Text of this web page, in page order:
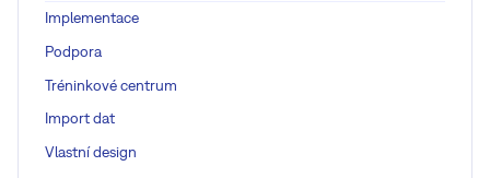
Implementace
Podpora
Tréninkové centrum
Import dat
Vlastní design